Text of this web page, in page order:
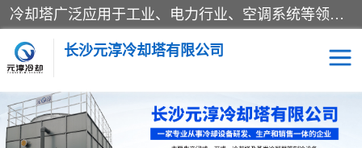
冷却塔广泛应用于工业、电力行业、空调系统等领域。在电力行业中，用于冷却发电机组的循环水；在工业生产中，如化工、冶金等行业，可降低生产过程中产生的热量；在空调系统中，为空调设备提供冷却水源
长沙元淳冷却塔有限公司
方形开式冷却塔 圆形冷却塔